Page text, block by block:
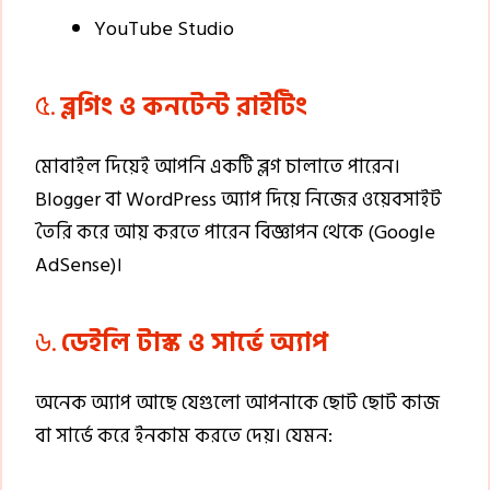
YouTube Studio
৫.ব্লগিং ও কনটেন্ট রাইটিং
মোবাইল দিয়েই আপনি একটি ব্লগ চালাতে পারেন।
Blogger বা WordPress অ্যাপ দিয়ে নিজের ওয়েবসাইট
তৈরি করে আয় করতে পারেন বিজ্ঞাপন থেকে (Google
AdSense)।
৬.ডেইলি টাস্ক ও সার্ভে অ্যাপ
অনেক অ্যাপ আছে যেগুলো আপনাকে ছোট ছোট কাজ
বা সার্ভে করে ইনকাম করতে দেয়। যেমন: